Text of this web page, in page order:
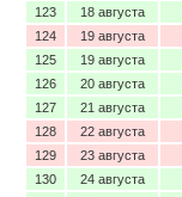
123
18 августа
124
19 августа
125
19 августа
126
20 августа
127
21 августа
128
22 августа
129
23 августа
130
24 августа